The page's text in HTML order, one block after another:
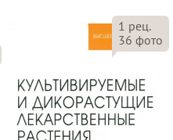
1 рец.
36 фото